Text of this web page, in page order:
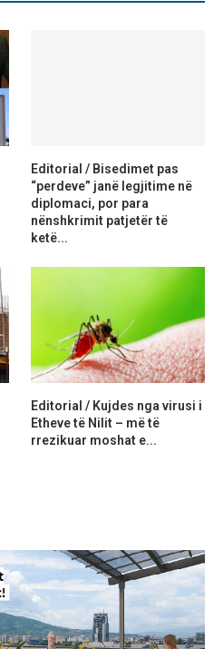
Editorial / Bisedimet pas
“perdeve” janë legjitime në
diplomaci, por para
nënshkrimit patjetër të
ketë...
Editorial / Kujdes nga virusi i
Etheve të Nilit – më të
rrezikuar moshat e...